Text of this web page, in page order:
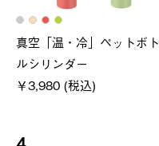
真空「温・冷」ペットボト
ルシリンダー
￥3,980 (税込)